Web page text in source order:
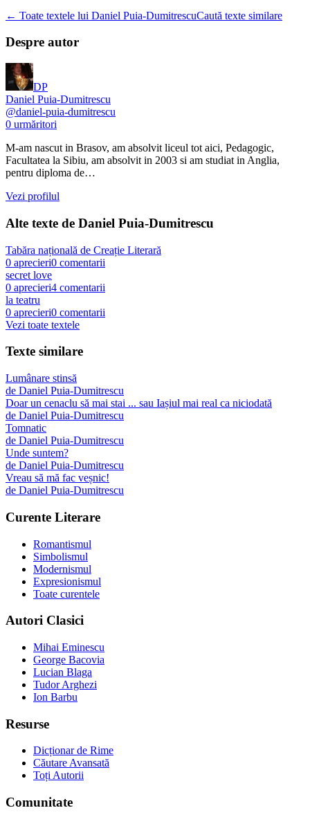
← Toate textele lui Daniel Puia-DumitrescuCaută texte similare
Despre autor
DP
Daniel Puia-Dumitrescu
@daniel-puia-dumitrescu
0 urmăritori
M-am nascut in Brasov, am absolvit liceul tot aici, Pedagogic,
Facultatea la Sibiu, am absolvit in 2003 si am studiat in Anglia,
pentru diploma de…
Vezi profilul
Alte texte de Daniel Puia-Dumitrescu
Tabăra națională de Creație Literară
0 aprecieri0 comentarii
secret love
0 aprecieri4 comentarii
la teatru
0 aprecieri0 comentarii
Vezi toate textele
Texte similare
Lumânare stinsă
de Daniel Puia-Dumitrescu
Doar un cenaclu să mai stai ... sau Iașiul mai real ca niciodată
de Daniel Puia-Dumitrescu
Tomnatic
de Daniel Puia-Dumitrescu
Unde suntem?
de Daniel Puia-Dumitrescu
Vreau să mă fac veșnic!
de Daniel Puia-Dumitrescu
Curente Literare
Romantismul
Simbolismul
Modernismul
Expresionismul
Toate curentele
Autori Clasici
Mihai Eminescu
George Bacovia
Lucian Blaga
Tudor Arghezi
Ion Barbu
Resurse
Dicționar de Rime
Căutare Avansată
Toți Autorii
Comunitate